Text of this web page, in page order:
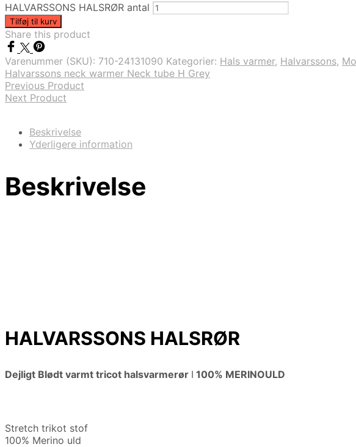
HALVARSSONS HALSRØR antal
Tilføj til kurv
Share this product
Varenummer (SKU): 710-24131090 Kategorier: Hals varmer, Halvarssons,
Halvarssons neck warmer Neck tube H Grey
Previous Product
Next Product
Beskrivelse
Yderligere information
Beskrivelse
HALVARSSONS HALSRØR
Dejligt Blødt varmt tricot halsvarmerør I 100% MERINOULD
Stretch trikot stof
100% Merino uld